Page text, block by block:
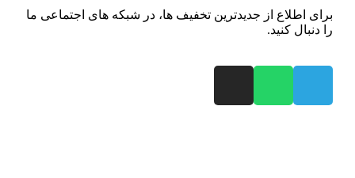
برای اطلاع از جدیدترین تخفیف ها، در شبکه های اجتماعی ما
را دنبال کنید.